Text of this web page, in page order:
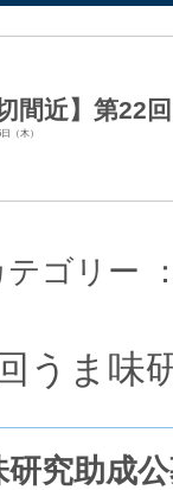
切間近】第22
（木）
テゴリー
うま味
研究助成
本生化学会